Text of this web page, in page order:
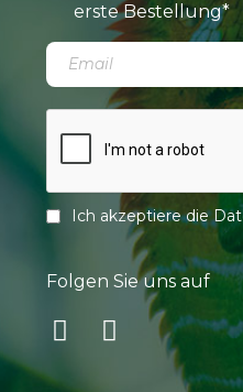
erste Bestellung*
Ich akzeptiere die
Folgen Sie uns auf